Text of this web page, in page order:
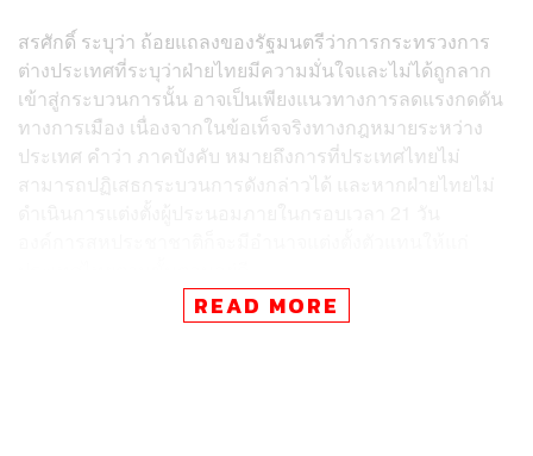
สรศักดิ์ ระบุว่า ถ้อยแถลงของรัฐมนตรีว่าการกระทรวงการ
ต่างประเทศที่ระบุว่าฝ่ายไทยมีความมั่นใจและไม่ได้ถูกลาก
เข้าสู่กระบวนการนั้น อาจเป็นเพียงแนวทางการลดแรงกดดัน
ทางการเมือง เนื่องจากในข้อเท็จจริงทางกฎหมายระหว่าง
ประเทศ คำว่า ภาคบังคับ หมายถึงการที่ประเทศไทยไม่
สามารถปฏิเสธกระบวนการดังกล่าวได้ และหากฝ่ายไทยไม่
ทั้งนี้ พรรคประชาชนได้ตั้งข้อสังเกตต่อประเด็นเชิง
READ MORE